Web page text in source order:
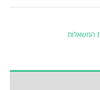
המשאלות